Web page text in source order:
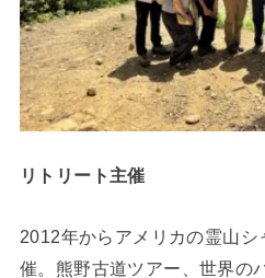
リトリート主催
2012年からアメリカの霊山
催。熊野古道ツアー、世界の